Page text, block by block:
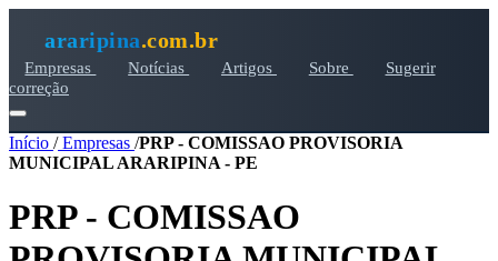
araripina.com.br
Empresas Notícias Artigos Sobre
Sugerir
correção
Início /Empresas /PRP - COMISSAO PROVISORIA
MUNICIPAL ARARIPINA - PE
PRP - COMISSAO